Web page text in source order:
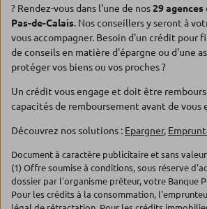
? Rendez-vous dans l'une de nos29 agences
Pas-de-Calais. Nos conseillers y seront à
vous accompagner. Besoin d'un crédit pour
de conseils en matière d'épargne ou d'une
protéger vos biens ou vos proches ?
Un crédit vous engage et doit être
capacités de remboursement avant de vous
Découvrez nos solutions : Epargner,
Document à caractère publicitaire et sans
(1) Offre soumise à conditions, sous réserve
dossier par l'organisme prêteur, votre Banque
Pour les crédits à la consommation,